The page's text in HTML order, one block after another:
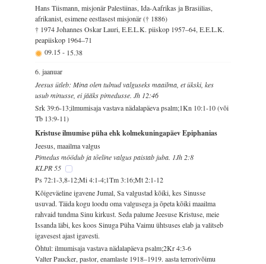
Hans Tiismann, misjonär Palestiinas, Ida-Aafrikas ja Brasiilias,
afrikanist, esimene eestlasest misjonär († 1886)
† 1974 Johannes Oskar Lauri, E.E.L.K. piiskop 1957–64, E.E.L.K.
peapiiskop 1964–71
09.15- 15.38
6. jaanuar
Jeesus ütleb: Mina olen tulnud valguseks maailma, et ükski, kes
usub minusse, ei jääks pimedusse. Jh 12:46
Srk 39:6-13;ilmumisaja vastava nädalapäeva psalm;1Kn 10:1-10 (või
Tb 13:9-11)
Kristuse ilmumise püha ehk kolmekuningapäev Epiphanias
Jeesus, maailma valgus
Pimedus möödub ja tõeline valgus paistab juba. 1Jh 2:8
KLPR 55
Ps 72:1-3,8-12;Mi 4:1-4;1Tm 3:16;Mt 2:1-12
Kõigeväeline igavene Jumal, Sa valgustad kõiki, kes Sinusse
usuvad. Täida kogu loodu oma valgusega ja õpeta kõiki maailma
rahvaid tundma Sinu kirkust. Seda palume Jeesuse Kristuse, meie
Issanda läbi, kes koos Sinuga Püha Vaimu ühtsuses elab ja valitseb
igavesest ajast igavesti.
Õhtul: ilmumisaja vastava nädalapäeva psalm;2Kr 4:3-6
Valter Paucker, pastor, enamlaste 1918–1919. aasta terrorivõimu